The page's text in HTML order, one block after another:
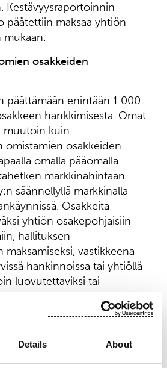
Details About
Kestävyysraportoinnin
päätettiin maksaa yhtiön
mukaan.
osakkeiden
päättämään enintään 1 000
hankkimisesta. Omat
muutoin kuin
omistamien osakkeiden
omalla pääomalla
markkinahintaan
säännellyllä markkinalla
Osakkeita
yhtiön osakepohjaisiin
hallituksen
maksamiseksi, vastikkeena
hankinnoissa tai yhtiöllä
luovutettaviksi tai
omien osakkeiden
on voimassa 30.6.2026 saakka